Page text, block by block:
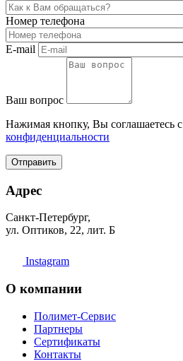
Номер телефона
E-mail
Ваш вопрос
Нажимая кнопку, Вы соглашаетесь с
конфиденциальности
Отправить
Адрес
Санкт-Петербург,
ул. Оптиков, 22, лит. Б
Instagram
О компании
Полимет-Сервис
Партнеры
Сертификаты
Контакты